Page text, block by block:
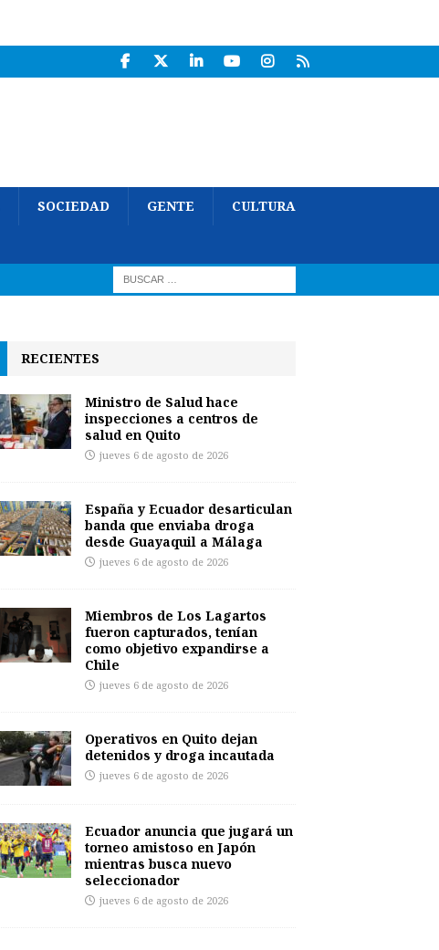
SOCIEDAD GENTE CULTURA
RECIENTES
Ministro de Salud hace
inspecciones a centros de
salud en Quito
jueves 6 de agosto de 2026
España y Ecuador desarticulan
banda que enviaba droga
desde Guayaquil a Málaga
jueves 6 de agosto de 2026
Miembros de Los Lagartos
fueron capturados, tenían
como objetivo expandirse a
Chile
jueves 6 de agosto de 2026
Operativos en Quito dejan
detenidos y droga incautada
jueves 6 de agosto de 2026
Ecuador anuncia que jugará un
torneo amistoso en Japón
mientras busca nuevo
seleccionador
jueves 6 de agosto de 2026